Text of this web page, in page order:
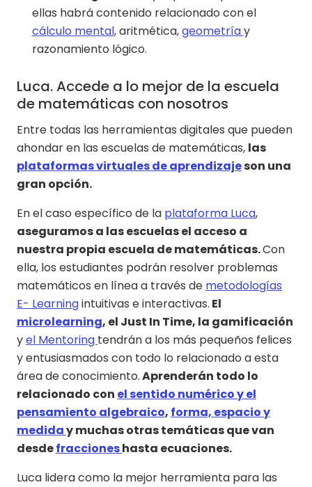
ellas habrá contenido relacionado con el
cálculo mental, aritmética,geometríay
razonamiento lógico.
Luca. Accede a lo mejor de la escuela
de matemáticas con nosotros
Entre todas las herramientas digitales que pueden
ahondar en las escuelas de matemáticas, las
plataformas virtuales de aprendizajeson una
gran opción.
En el caso específico de la plataforma Luca,
aseguramos a las escuelas el acceso a
nuestra propia escuela de matemáticas.Con
ella, los estudiantes podrán resolver problemas
matemáticos en línea a través de metodologías
E- Learningintuitivas e interactivas. El
microlearning, el Just In Time, la gamificación
yel Mentoring tendrán a los más pequeños felices
y entusiasmados con todo lo relacionado a esta
área de conocimiento.Aprenderán todo lo
relacionado con el sentido numérico y el
pensamiento algebraico, forma, espacio y
mediday muchas otras temáticas que van
desdefraccioneshasta ecuaciones.
Luca lidera como la mejor herramienta para las